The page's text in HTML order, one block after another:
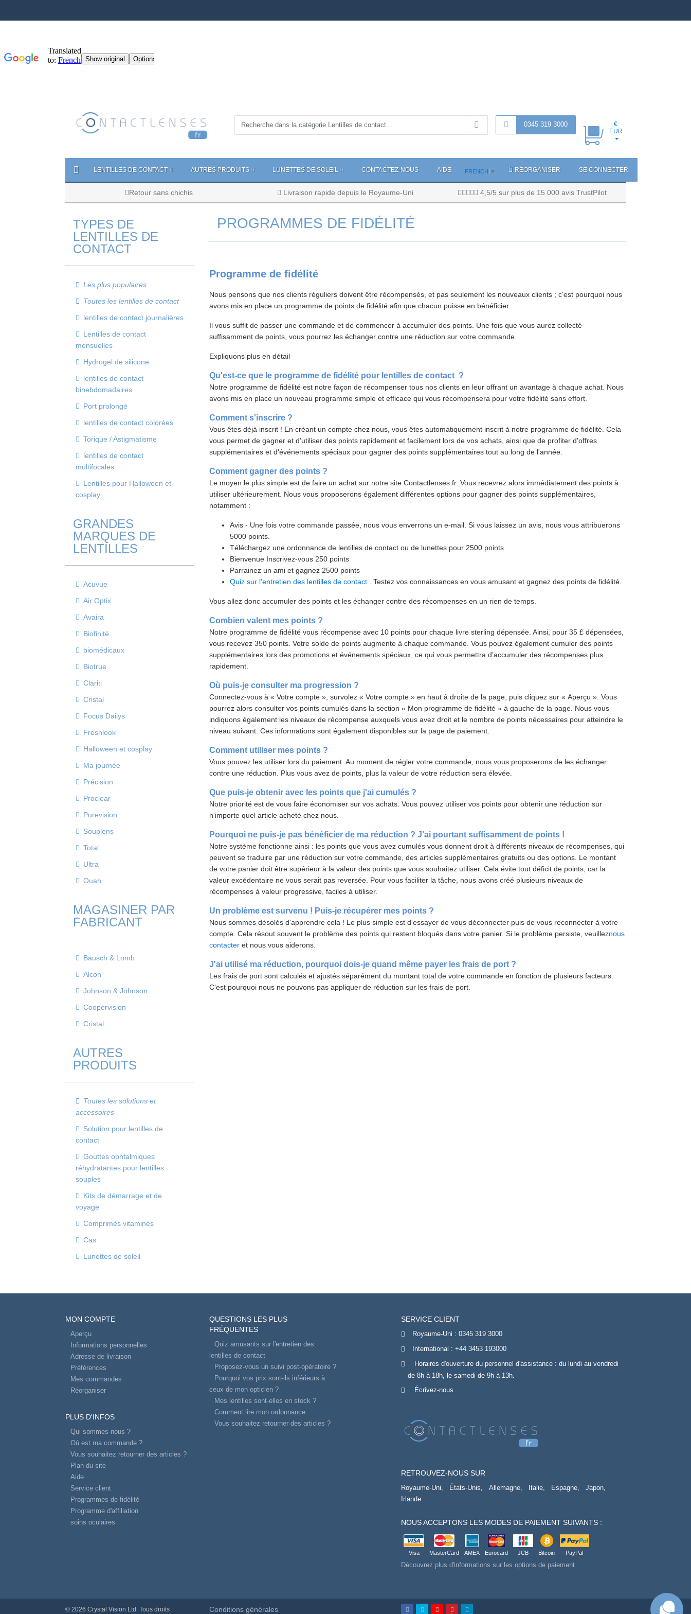
0345 319 3000
€
EUR
LENTILLES DE CONTACT AUTRES PRODUITS LUNETTES DE SOLEIL CONTACTEZ-NOUS AIDE FRENCH ▼ RÉORGANISER SE CONNECTER
Retour sans chichis Livraison rapide depuis le Royaume-Uni 4,5/5 sur plus de 15 000 avis TrustPilot
TYPES DE
LENTILLES DE
CONTACT
Les plus populaires
Toutes les lentilles de contact
lentilles de contact journalières
Lentilles de contact
mensuelles
Hydrogel de silicone
lentilles de contact
bihebdomadaires
Port prolongé
lentilles de contact colorées
Torique / Astigmatisme
lentilles de contact
multifocales
Lentilles pour Halloween et
cosplay
GRANDES
MARQUES DE
LENTILLES
Acuvue
Air Optix
Avaira
Biofinité
biomédicaux
Biotrue
Clariti
Cristal
Focus Dailys
Freshlook
Halloween et cosplay
Ma journée
Précision
Proclear
Purevision
Souplens
Total
Ultra
Ouah
MAGASINER PAR
FABRICANT
Bausch & Lomb
Alcon
Johnson & Johnson
Coopervision
Cristal
AUTRES
PRODUITS
Toutes les solutions et
accessoires
Solution pour lentilles de
contact
Gouttes ophtalmiques
réhydratantes pour lentilles
souples
Kits de démarrage et de
voyage
Comprimés vitaminés
Cas
Lunettes de soleil
PROGRAMMES DE FIDÉLITÉ
Programme de fidélité
Nous pensons que nos clients réguliers doivent être récompensés, et pas seulement les nouveaux clients ; c'est pourquoi nous
avons mis en place un programme de points de fidélité afin que chacun puisse en bénéficier.
Il vous suffit de passer une commande et de commencer à accumuler des points. Une fois que vous aurez collecté
suffisamment de points, vous pourrez les échanger contre une réduction sur votre commande.
Expliquons plus en détail
Qu'est-ce que le programme de fidélité pour lentilles de contact ?
Notre programme de fidélité est notre façon de récompenser tous nos clients en leur offrant un avantage à chaque achat. Nous
avons mis en place un nouveau programme simple et efficace qui vous récompensera pour votre fidélité sans effort.
Comment s'inscrire ?
Vous êtes déjà inscrit ! ​​En créant un compte chez nous, vous êtes automatiquement inscrit à notre programme de fidélité. Cela
vous permet de gagner et d'utiliser des points rapidement et facilement lors de vos achats, ainsi que de profiter d'offres
supplémentaires et d'événements spéciaux pour gagner des points supplémentaires tout au long de l'année.
Comment gagner des points ?
Le moyen le plus simple est de faire un achat sur notre site Contactlenses.fr. Vous recevrez alors immédiatement des points à
utiliser ultérieurement. Nous vous proposerons également différentes options pour gagner des points supplémentaires,
notamment :
Avis - Une fois votre commande passée, nous vous enverrons un e-mail. Si vous laissez un avis, nous vous attribuerons
5000 points.
Téléchargez une ordonnance de lentilles de contact ou de lunettes pour 2500 points
Bienvenue Inscrivez-vous 250 points
Parrainez un ami et gagnez 2500 points
Quiz sur l'entretien des lentilles de contact . Testez vos connaissances en vous amusant et gagnez des points de fidélité.
Vous allez donc accumuler des points et les échanger contre des récompenses en un rien de temps.
Combien valent mes points ?
Notre programme de fidélité vous récompense avec 10 points pour chaque livre sterling dépensée. Ainsi, pour 35 £ dépensées,
vous recevez 350 points. Votre solde de points augmente à chaque commande. Vous pouvez également cumuler des points
supplémentaires lors des promotions et événements spéciaux, ce qui vous permettra d’accumuler des récompenses plus
rapidement.
Où puis-je consulter ma progression ?
Connectez-vous à « Votre compte », survolez « Votre compte » en haut à droite de la page, puis cliquez sur « Aperçu ». Vous
pourrez alors consulter vos points cumulés dans la section « Mon programme de fidélité » à gauche de la page. Nous vous
indiquons également les niveaux de récompense auxquels vous avez droit et le nombre de points nécessaires pour atteindre le
niveau suivant. Ces informations sont également disponibles sur la page de paiement.
Comment utiliser mes points ?
Vous pouvez les utiliser lors du paiement. Au moment de régler votre commande, nous vous proposerons de les échanger
contre une réduction. Plus vous avez de points, plus la valeur de votre réduction sera élevée.
Que puis-je obtenir avec les points que j'ai cumulés ?
Notre priorité est de vous faire économiser sur vos achats. Vous pouvez utiliser vos points pour obtenir une réduction sur
n'importe quel article acheté chez nous.
Pourquoi ne puis-je pas bénéficier de ma réduction ? J’ai pourtant suffisamment de points !
Notre système fonctionne ainsi : les points que vous avez cumulés vous donnent droit à différents niveaux de récompenses, qui
peuvent se traduire par une réduction sur votre commande, des articles supplémentaires gratuits ou des options. Le montant
de votre panier doit être supérieur à la valeur des points que vous souhaitez utiliser. Cela évite tout déficit de points, car la
valeur excédentaire ne vous serait pas reversée. Pour vous faciliter la tâche, nous avons créé plusieurs niveaux de
récompenses à valeur progressive, faciles à utiliser.
Un problème est survenu ! Puis-je récupérer mes points ?
Nous sommes désolés d'apprendre cela ! Le plus simple est d'essayer de vous déconnecter puis de vous reconnecter à votre
compte. Cela résout souvent le problème des points qui restent bloqués dans votre panier. Si le problème persiste, veuilleznous
contacter et nous vous aiderons.
J'ai utilisé ma réduction, pourquoi dois-je quand même payer les frais de port ?
Les frais de port sont calculés et ajustés séparément du montant total de votre commande en fonction de plusieurs facteurs.
C'est pourquoi nous ne pouvons pas appliquer de réduction sur les frais de port.
MON COMPTE
Aperçu
Informations personnelles
Adresse de livraison
Préférences
Mes commandes
Réorganiser
PLUS D'INFOS
Qui sommes-nous ?
Où est ma commande ?
Vous souhaitez retourner des articles ?
Plan du site
Aide
Service client
Programmes de fidélité
Programme d'affiliation
soins oculaires
QUESTIONS LES PLUS
FRÉQUENTES
Quiz amusants sur l'entretien des
lentilles de contact
Proposez-vous un suivi post-opératoire ?
Pourquoi vos prix sont-ils inférieurs à
ceux de mon opticien ?
Mes lentilles sont-elles en stock ?
Comment lire mon ordonnance
Vous souhaitez retourner des articles ?
SERVICE CLIENT
Royaume-Uni :0345 319 3000
International :+44 3453 193000
Horaires d'ouverture du personnel d'assistance : du lundi au vendredi
de 8h à 18h, le samedi de 9h à 13h.
Écrivez-nous
RETROUVEZ-NOUS SUR
Royaume-Uni, États-Unis, Allemagne, Italie, Espagne,
Japon,
Irlande
NOUS ACCEPTONS LES MODES DE PAIEMENT SUIVANTS :
Visa MasterCard AMEX Eurocard JCB Bitcoin PayPal
Découvrez plus d'informations sur les options de paiement
© 2026 Crystal Vision Ltd. Tous droits Conditions générales